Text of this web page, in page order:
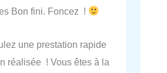
Bon fini. Foncez !
une prestation rapide
réalisée ! Vous êtes à la